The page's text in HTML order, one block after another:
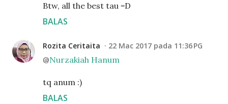
Btw, all the best tau =D
BALAS
Rozita Ceritaita 22 Mac 2017 pada 11:36 PG
@Nurzakiah Hanum
tq anum :)
BALAS